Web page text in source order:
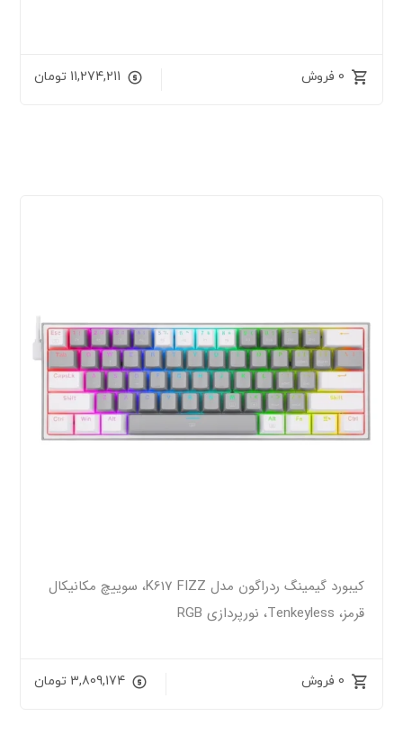
0 فروش 11,274,211 تومان
کیبورد گیمینگ ردراگون مدل K617 FIZZ، سوییچ مکانیکال
قرمز، Tenkeyless، نورپردازی RGB
0 فروش 3,809,174 تومان